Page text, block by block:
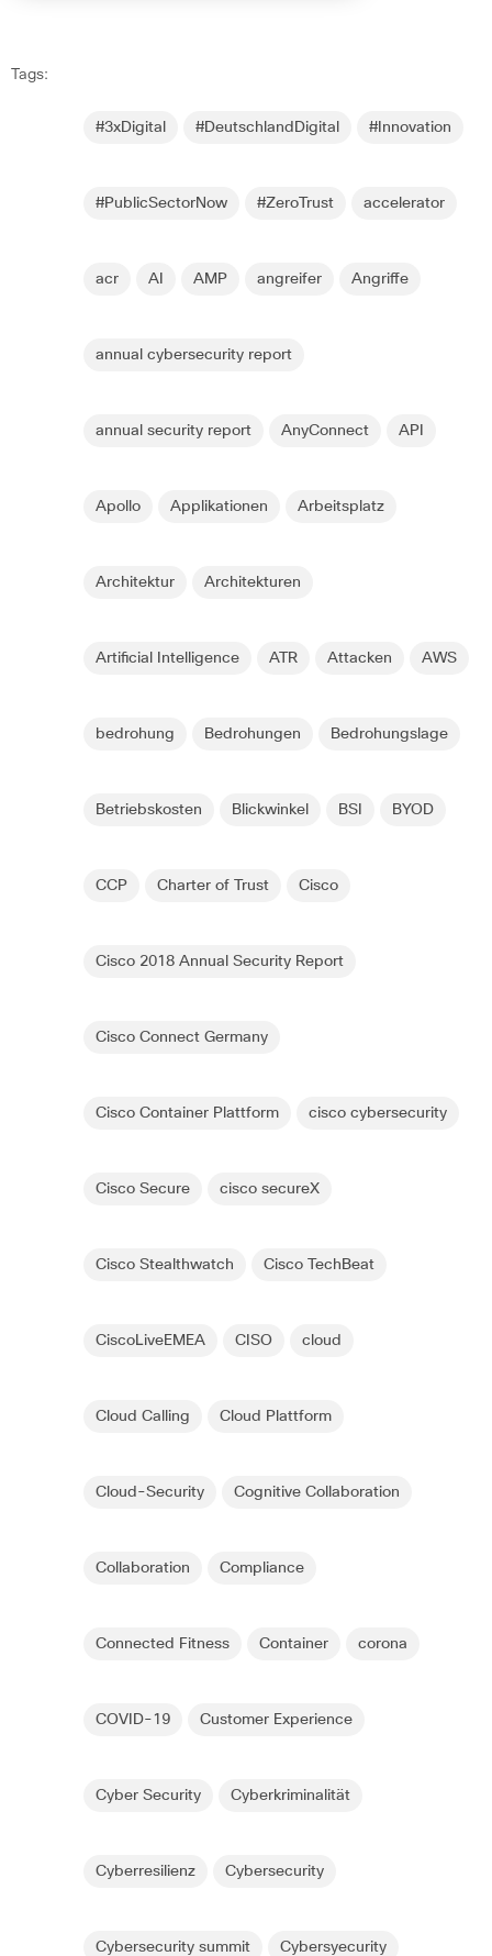
Tags:
#3xDigital #DeutschlandDigital #Innovation
#PublicSectorNow #ZeroTrust accelerator
acr AI AMP angreifer Angriffe
annual cybersecurity report
annual security report AnyConnect API
Apollo Applikationen Arbeitsplatz
Architektur Architekturen
Artificial Intelligence ATR Attacken AWS
bedrohung Bedrohungen Bedrohungslage
Betriebskosten Blickwinkel BSI BYOD
CCP Charter of Trust Cisco
Cisco 2018 Annual Security Report
Cisco Connect Germany
Cisco Container Plattform cisco cybersecurity
Cisco Secure cisco secureX
Cisco Stealthwatch Cisco TechBeat
CiscoLiveEMEA CISO cloud
Cloud Calling Cloud Plattform
Cloud-Security Cognitive Collaboration
Collaboration Compliance
Connected Fitness Container corona
COVID-19 Customer Experience
Cyber Security Cyberkriminalität
Cyberresilienz Cybersecurity
Cybersecurity summit Cybersyecurity